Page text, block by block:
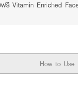
รี Vitamin Enriched
How to Use